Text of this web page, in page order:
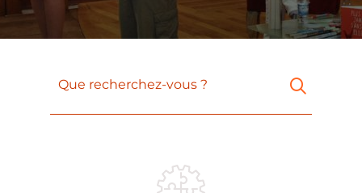
Que recherchez-vous ?